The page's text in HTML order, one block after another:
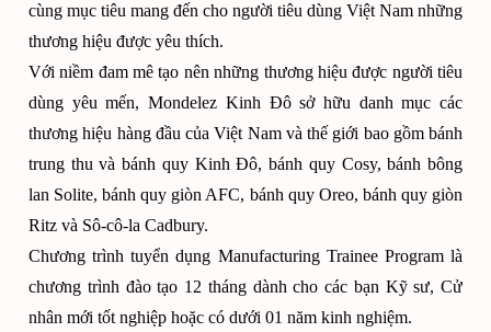
cùng mục tiêu mang đến cho người tiêu dùng Việt Nam những
thương hiệu được yêu thích.
Với niềm đam mê tạo nên những thương hiệu được người tiêu
dùng yêu mến, Mondelez Kinh Đô sở hữu danh mục các
thương hiệu hàng đầu của Việt Nam và thế giới bao gồm bánh
trung thu và bánh quy Kinh Đô, bánh quy Cosy, bánh bông
lan Solite, bánh quy giòn AFC, bánh quy Oreo, bánh quy giòn
Ritz và Sô-cô-la Cadbury.
Chương trình tuyển dụng Manufacturing Trainee Program là
chương trình đào tạo 12 tháng dành cho các bạn Kỹ sư, Cử
nhân mới tốt nghiệp hoặc có dưới 01 năm kinh nghiệm.